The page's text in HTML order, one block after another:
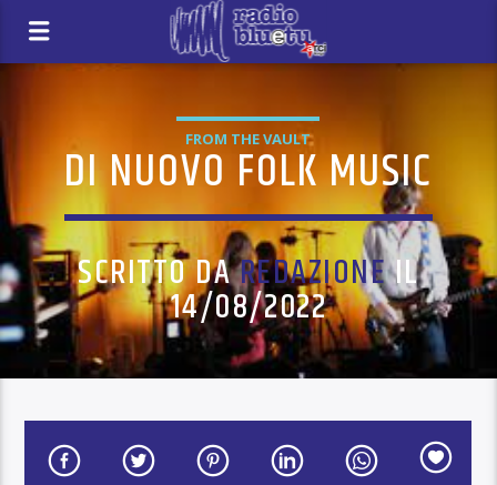
FROM THE VAULT
DI NUOVO FOLK MUSIC
SCRITTO DAREDAZIONEIL
14/08/2022